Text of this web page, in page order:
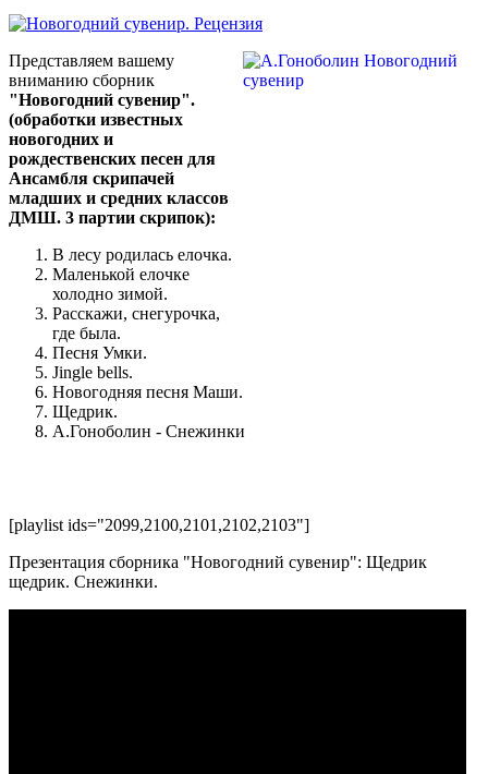
Представляем вашему
вниманию сборник
"Новогодний сувенир".
(обработки известных
новогодних и
рождественских песен для
Ансамбля скрипачей
младших и средних классов
ДМШ. 3 партии скрипок):
В лесу родилась елочка.
Маленькой елочке
холодно зимой.
Расскажи, снегурочка,
где была.
Песня Умки.
Jingle bells.
Новогодняя песня Маши.
Щедрик.
А.Гоноболин - Снежинки
[playlist ids="2099,2100,2101,2102,2103"]
Презентация сборника "Новогодний сувенир": Щедрик
щедрик. Снежинки.